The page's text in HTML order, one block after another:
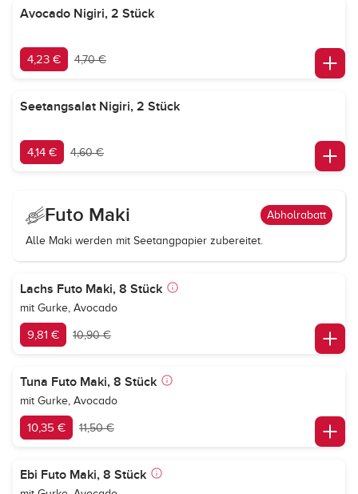
Avocado Nigiri, 2 Stück
4,23 € 4,70 €
Seetangsalat Nigiri, 2 Stück
4,14 € 4,60 €
Futo Maki Abholrabatt
Alle Maki werden mit Seetangpapier zubereitet.
Lachs Futo Maki, 8 Stück
mit Gurke, Avocado
9,81 € 10,90 €
Tuna Futo Maki, 8 Stück
mit Gurke, Avocado
10,35 € 11,50 €
Ebi Futo Maki, 8 Stück